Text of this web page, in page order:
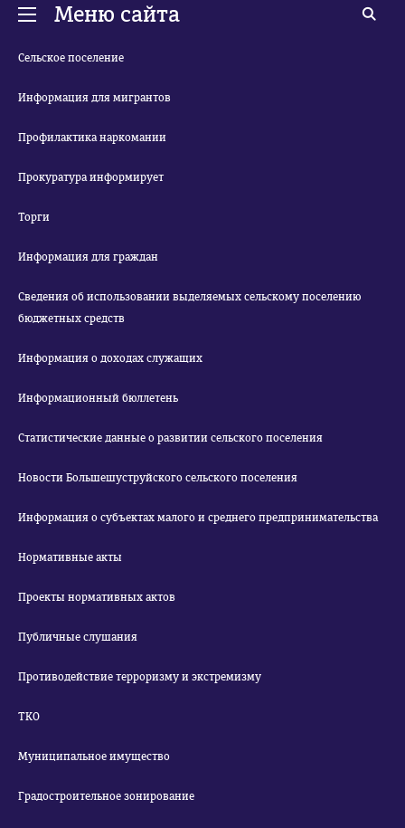
Меню сайта
Сельское поселение
Информация для мигрантов
Профилактика наркомании
Прокуратура информирует
Торги
Информация для граждан
Сведения об использовании выделяемых сельскому поселению
бюджетных средств
Информация о доходах служащих
Информационный бюллетень
Статистические данные о развитии сельского поселения
Новости Большешуструйского сельского поселения
Информация о субъектах малого и среднего предпринимательства
Нормативные акты
Проекты нормативных актов
Публичные слушания
Противодействие терроризму и экстремизму
ТКО
Муниципальное имущество
Градостроительное зонирование